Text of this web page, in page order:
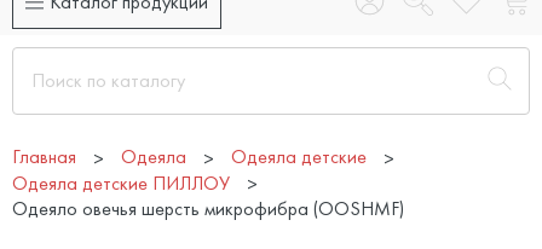
Главная Одеяла
Одеяла детские
Одеяла детские ПИЛЛОУ
Одеяло овечья шерсть микрофибра (OOSHMF)